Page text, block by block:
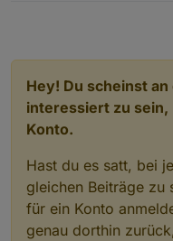
Hey! Du scheinst
interessiert zu sein,
Konto.
Hast du es satt, bei
gleichen Beiträge zu
für ein Konto
genau dorthin